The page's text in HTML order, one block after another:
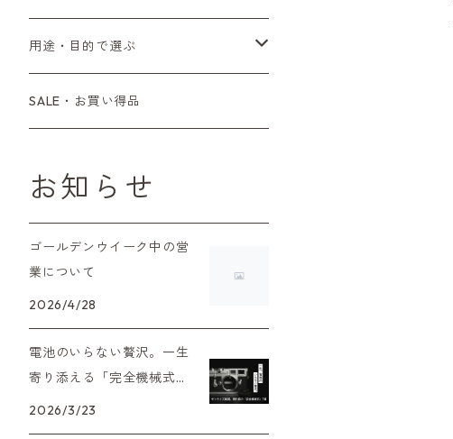
K2、KX、KM
M42単焦点レンズ
G1、G2
Tシリーズ
MINOLTA（ミノルタ）
コンパクト
α7、α9、X700
OLYMPUS（オリンパス）
PENシリーズ
XAシリーズ
35DC、35SP
PEN F、FT
OM-1
HEXAR
Leica（ライカ）
Mシリーズ
minilux
ド）
ス）
デジタルカメラ
ミラーレスカメラ
一眼レンズ
レンジファインダーレンズ
大判レンズ
レンズその他
オートフォーカスレンズ
一眼レンズ
マウントアダプター
35mm（135）白黒ネガ
35mm（135）カラーリバーサル
レンズ付きフィルム
アクセサリー・付属品
M42
L39
FD（キヤノン）
OM（オリンパス）
A（ミノルタ（ソニー））
用途・目的で選ぶ
初心者の方へもおすすめ！
SALE・お買い得品
お知らせ
ゴールデンウイーク中の営
業について
2026/4/28
電池のいらない贅沢。一生
寄り添える「完全機械式」
フィルムカメラの名機7選
2026/3/23